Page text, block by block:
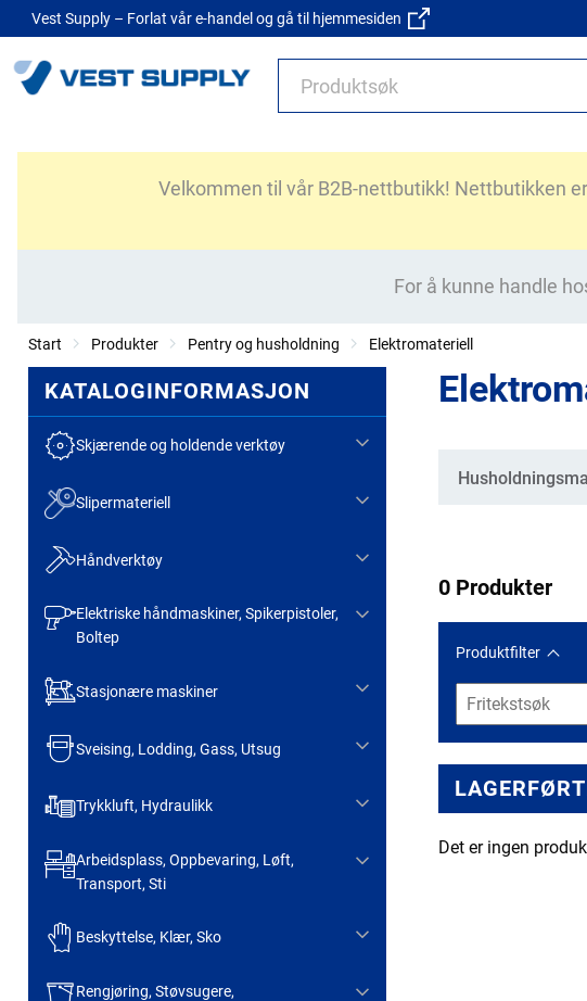
Vest Supply – Forlat vår e-handel og gå til hjemmesiden
Velkommen til vår B2B-nettbutikk! Nettbutikken
For å kunne handle
Start Produkter Pentry og husholdning Elektromateriell
KATALOGINFORMASJON
Skjærende og holdende verktøy
Slipermateriell
Håndverktøy
Elektriske håndmaskiner, Spikerpistoler,
Boltep
Stasjonære maskiner
Sveising, Lodding, Gass, Utsug
Trykkluft, Hydraulikk
Arbeidsplass, Oppbevaring, Løft,
Transport, Sti
Beskyttelse, Klær, Sko
Rengjøring, Støvsugere,
Kategorier
0 Produkter
Produktfilter
Det er ingen